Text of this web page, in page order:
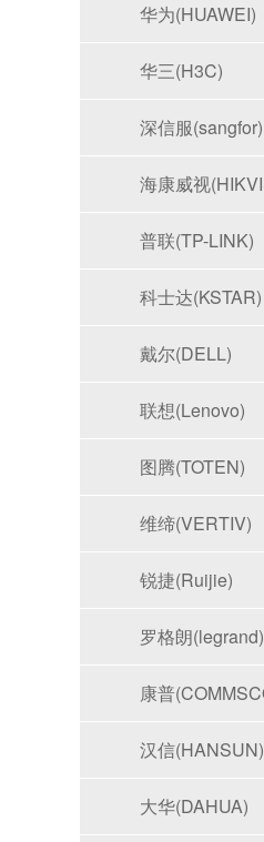
华为(HUAWEI)
华三(H3C)
深信服(sangfor)
普联(TP-LINK)
科士达(KSTAR)
戴尔(DELL)
联想(Lenovo)
图腾(TOTEN)
维缔(VERTIV)
锐捷(Ruijie)
罗格朗(legrand)
汉信(HANSUN)
大华(DAHUA)